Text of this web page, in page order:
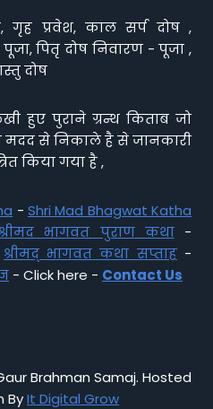
गृह प्रवेश, काल सर्प दोष ,
पितृ दोष निवारण - पूजा ,
दोष
हुए पुराने ग्रन्थ किताब जो
मदद से निकाले है से जानकारी
किया गया है ,
- Shri Mad Bhagwat Katha
श्रीमद भागवत पुराण कथा-
श्रीमद् भागवत कथा सप्ताह-
- Click here - Contact Us
Brahman Samaj. Hosted
ByIt Digital Grow